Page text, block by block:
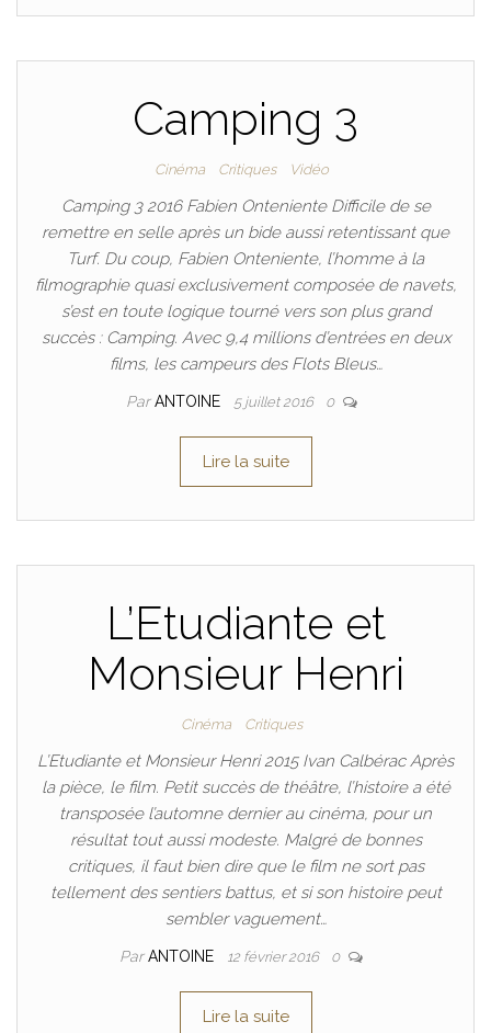
Camping 3
Cinéma Critiques Vidéo
Camping 3 2016 Fabien Onteniente Difficile de se
remettre en selle après un bide aussi retentissant que
Turf. Du coup, Fabien Onteniente, l’homme à la
filmographie quasi exclusivement composée de navets,
s’est en toute logique tourné vers son plus grand
succès : Camping. Avec 9,4 millions d’entrées en deux
films, les campeurs des Flots Bleus…
ParANTOINE 5 juillet 2016 0
Lire la suite
L’Etudiante et
Monsieur Henri
Cinéma Critiques
L’Etudiante et Monsieur Henri 2015 Ivan Calbérac Après
la pièce, le film. Petit succès de théâtre, l’histoire a été
transposée l’automne dernier au cinéma, pour un
résultat tout aussi modeste. Malgré de bonnes
critiques, il faut bien dire que le film ne sort pas
tellement des sentiers battus, et si son histoire peut
sembler vaguement…
ParANTOINE 12 février 2016 0
Lire la suite